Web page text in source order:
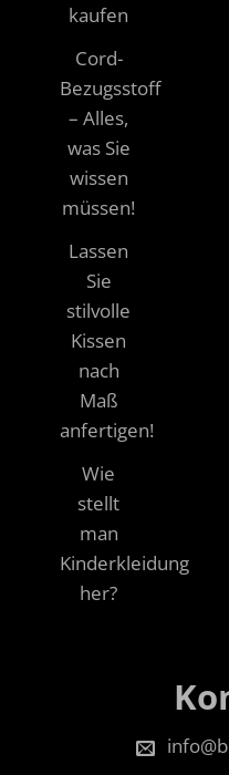
kaufen
Cord-
Bezugsstoff
– Alles,
was Sie
wissen
müssen!
Lassen
Sie
stilvolle
Kissen
nach
Maß
anfertigen!
Wie
stellt
man
Kinderkleidung
her?